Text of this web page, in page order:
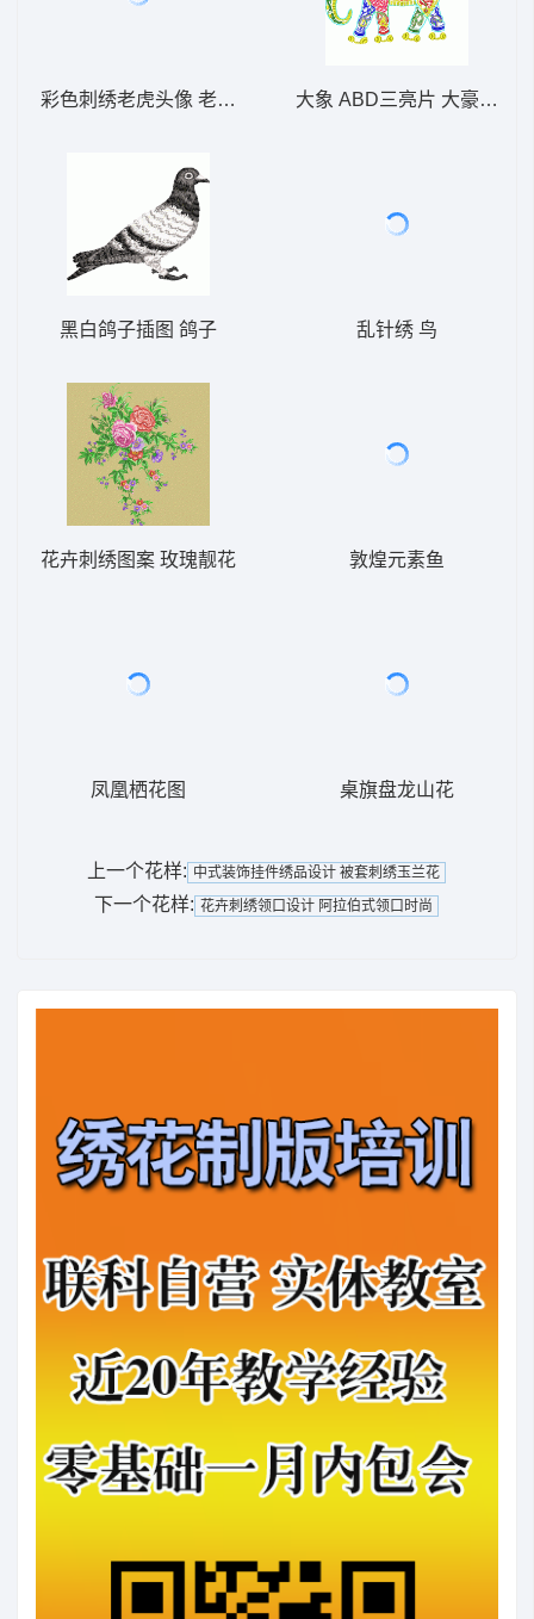
彩色刺绣老虎头像 老虎头
黑白鸽子插图 鸽子
花卉刺绣图案 玫瑰靓花
凤凰栖花图
大象 ABD三亮片 大豪格式
乱针绣 鸟
敦煌元素鱼
桌旗盘龙山花
上一个花样: 中式装饰挂件绣品设计 被套刺绣玉兰花
下一个花样: 花卉刺绣领口设计 阿拉伯式领口时尚